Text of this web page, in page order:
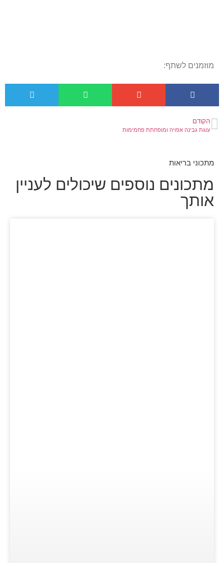
מוזמנים לשתף:
הקודם
עוגת גבינה אפויה ומופחתת פחמימות
מתכוני בריאות
מתכונים נוספים שיכולים לעניין
אותך